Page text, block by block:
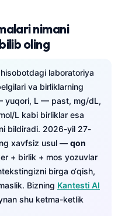
nimani
oling
hisobotdagi laboratoriya
va birliklarning
yuqori, L — past, mg/dL,
L kabi birliklar esa
bildiradi. 2026-yil 27-
xavfsiz usul — qon
+ birlik + mos yozuvlar
birga o‘qish,
Bizning Kantesti AI
shu ketma-ketlik